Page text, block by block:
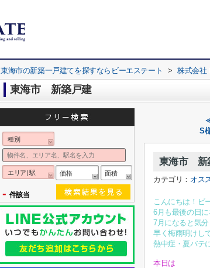
東海市の新築一戸建てを探すならビーエステート > 株式会社
東海市 新築戸建
S
東海市 新
カテゴリ： オス
こんにちは！ビ
6月も最後の日に
7月になると気
早く梅雨明けし
熱中症・夏バテ
本日は
種別
エリア| 駅 価格 面積
- 件該当